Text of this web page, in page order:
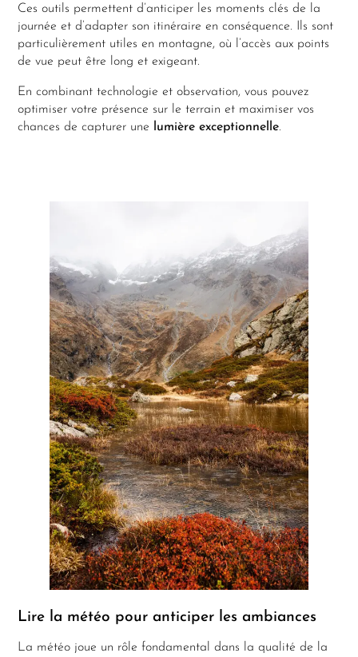
Ces outils permettent d’anticiper les moments clés de la
journée et d’adapter son itinéraire en conséquence. Ils sont
particulièrement utiles en montagne, où l’accès aux points
de vue peut être long et exigeant.
En combinant technologie et observation, vous pouvez
optimiser votre présence sur le terrain et maximiser vos
chances de capturer une lumière exceptionnelle.
Lire la météo pour anticiper les ambiances
La météo joue un rôle fondamental dans la qualité de la